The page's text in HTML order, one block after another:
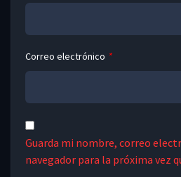
Correo electrónico *
Guarda mi nombre, correo
navegador para la próxima vez